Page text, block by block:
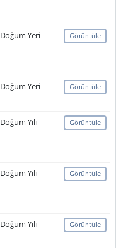
Doğum Yeri Görüntüle
Doğum Yeri Görüntüle
Doğum Yılı Görüntüle
Doğum Yılı Görüntüle
Doğum Yılı Görüntüle